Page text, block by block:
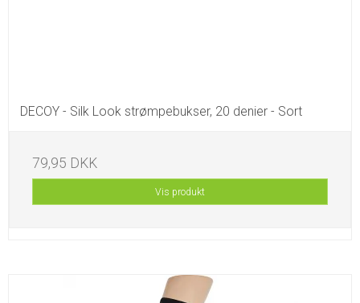
DECOY - Silk Look strømpebukser, 20 denier - Sort
79,95 DKK
Vis produkt